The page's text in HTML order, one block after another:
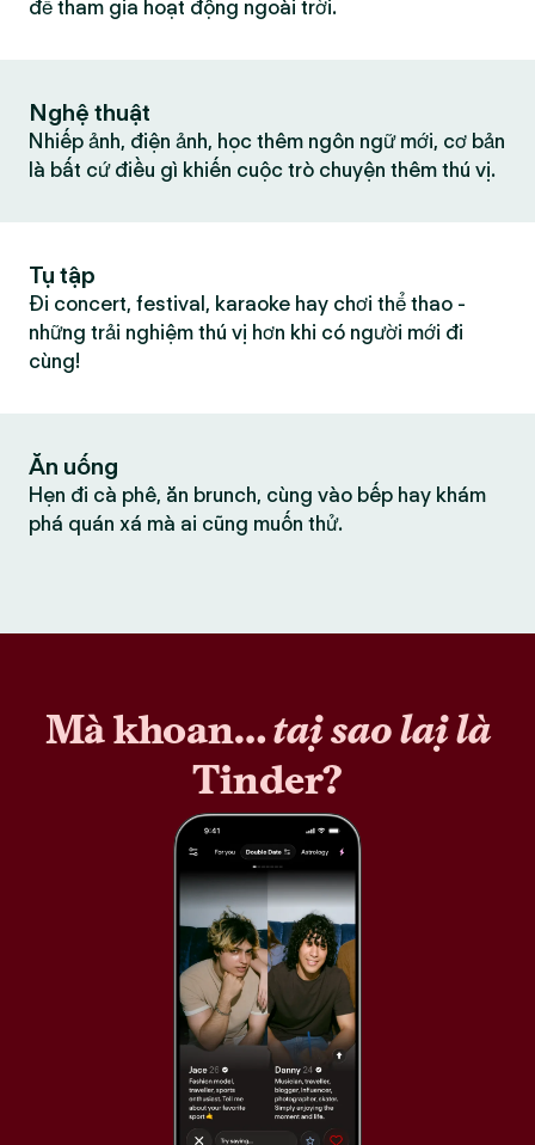
để tham gia hoạt động ngoài trời.
Nghệ thuật
Nhiếp ảnh, điện ảnh, học thêm ngôn ngữ mới, cơ bản
là bất cứ điều gì khiến cuộc trò chuyện thêm thú vị.
Tụ tập
Đi concert, festival, karaoke hay chơi thể thao -
những trải nghiệm thú vị hơn khi có người mới đi
cùng!
Ăn uống
Hẹn đi cà phê, ăn brunch, cùng vào bếp hay khám
phá quán xá mà ai cũng muốn thử.
Mà khoan…tại sao lại là
Tinder?